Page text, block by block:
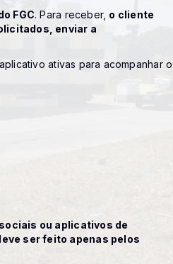
FGC. Para receber, o cliente
enviar a
ativas para acompanhar o
ou aplicativos de
ser feito apenas pelos